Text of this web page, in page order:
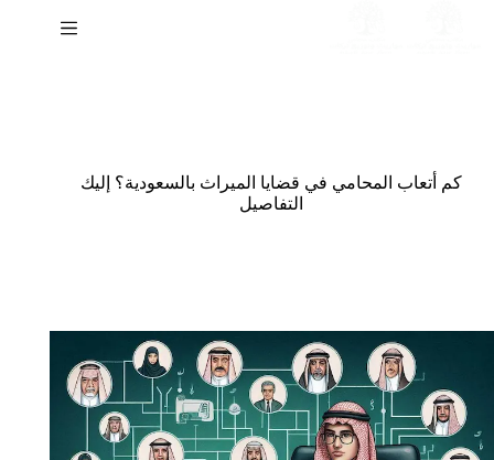
كم أتعاب المحامي في قضايا الميراث بالسعودية؟ إليك
التفاصيل